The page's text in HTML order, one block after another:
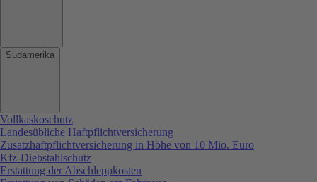
Südamerika
Vollkaskoschutz
Landesübliche Haftpflichtversicherung
Zusatzhaftpflichtversicherung in Höhe von 10 Mio. Euro
Kfz-Diebstahlschutz
Erstattung der Abschleppkosten